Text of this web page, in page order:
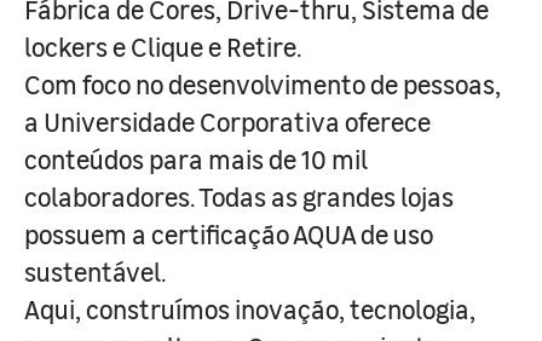
Fábrica de Cores, Drive-thru, Sistema de
lockers e Clique e Retire.
Com foco no desenvolvimento de pessoas,
a Universidade Corporativa oferece
conteúdos para mais de 10 mil
colaboradores. Todas as grandes lojas
possuem a certificação AQUA de uso
sustentável.
Aqui, construímos inovação, tecnologia,